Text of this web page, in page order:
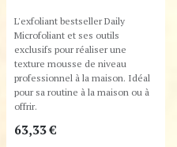
L'exfoliant bestseller Daily
Microfoliant et ses outils
exclusifs pour réaliser une
texture mousse de niveau
professionnel à la maison. Idéal
pour sa routine à la maison ou à
offrir.
63,33€